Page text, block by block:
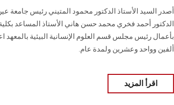
أصدر السيد الأستاذ الدكتور محمود المتيني رئيس جامعة
الدكتور أحمد فخري محمد حسن هاني الأستاذ المساعد
بأعمال رئيس مجلس قسم العلوم الإنسانية البيئية بالمعهد
ألفين وواحد وعشرين ولمدة عام.
اقرأ المزيد